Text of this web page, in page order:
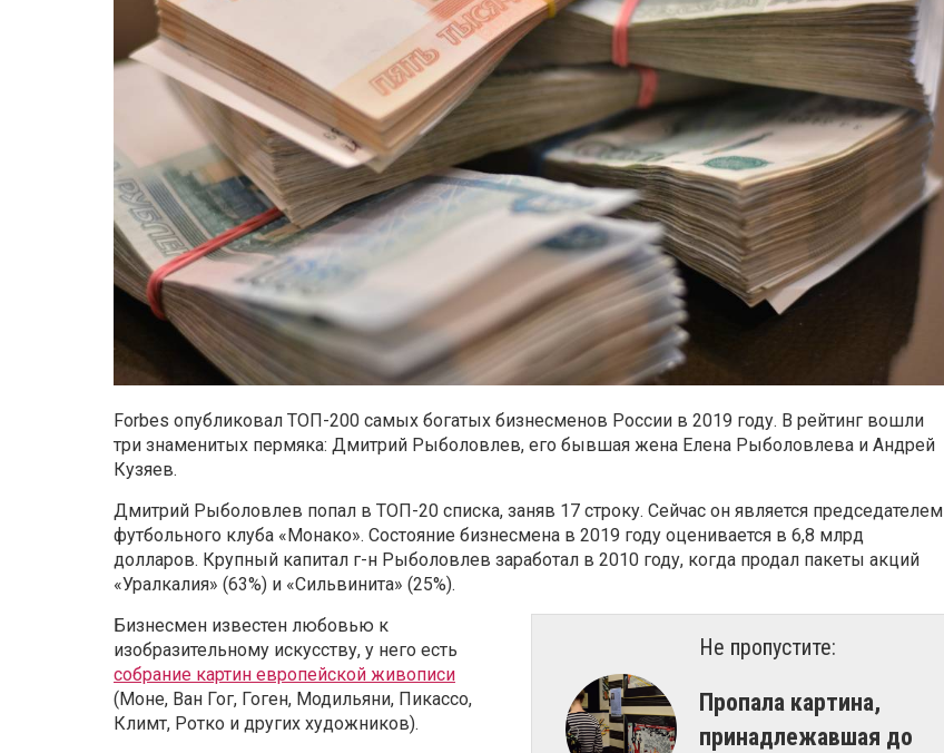
Forbes опубликовал ТОП-200 самых богатых бизнесменов России в 2019 году. В рейтинг вошли
три знаменитых пермяка: Дмитрий Рыболовлев, его бывшая жена Елена Рыболовлева и Андрей
Кузяев.
Дмитрий Рыболовлев попал в ТОП-20 списка, заняв 17 строку. Сейчас он является председателем
футбольного клуба «Монако». Состояние бизнесмена в 2019 году оценивается в 6,8 млрд
долларов. Крупный капитал г-н Рыболовлев заработал в 2010 году, когда продал пакеты акций
«Уралкалия» (63%) и «Сильвинита» (25%).
Не пропустите:
​Пропала картина,
принадлежавшая до
Бизнесмен известен любовью к
изобразительному искусству, у него есть
собрание картин европейской живописи
(Моне, Ван Гог, Гоген, Модильяни, Пикассо,
Климт, Ротко и других художников).